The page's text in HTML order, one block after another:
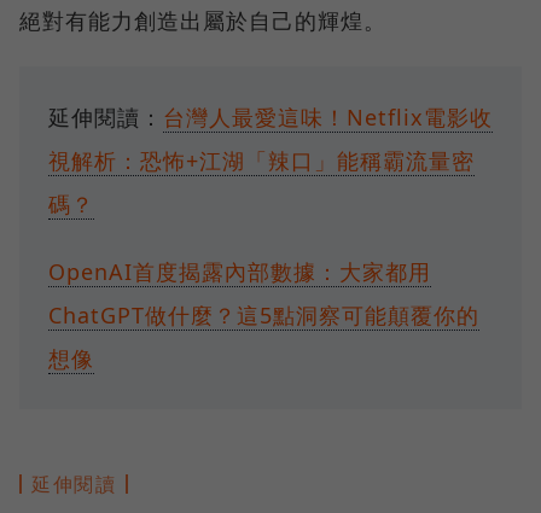
絕對有能力創造出屬於自己的輝煌。
延伸閱讀： 台灣人最愛這味！Netflix電影收
視解析：恐怖+江湖「辣口」能稱霸流量密
碼？
OpenAI首度揭露內部數據：大家都用
ChatGPT做什麼？這5點洞察可能顛覆你的
想像
延伸閱讀